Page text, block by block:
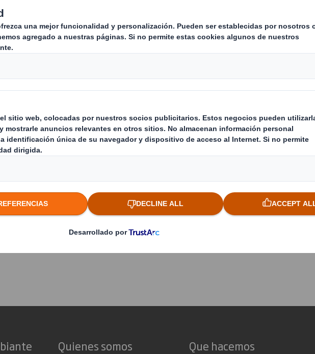
dispones de un breve video donde DS Smith propone
Contenido bloqueado
Para ver este contenido, debes aceptar las
cookies «funcionales».
CON NUESTROS "PACKAGING STRATEGISTS"
Quienes somos Que hacemos